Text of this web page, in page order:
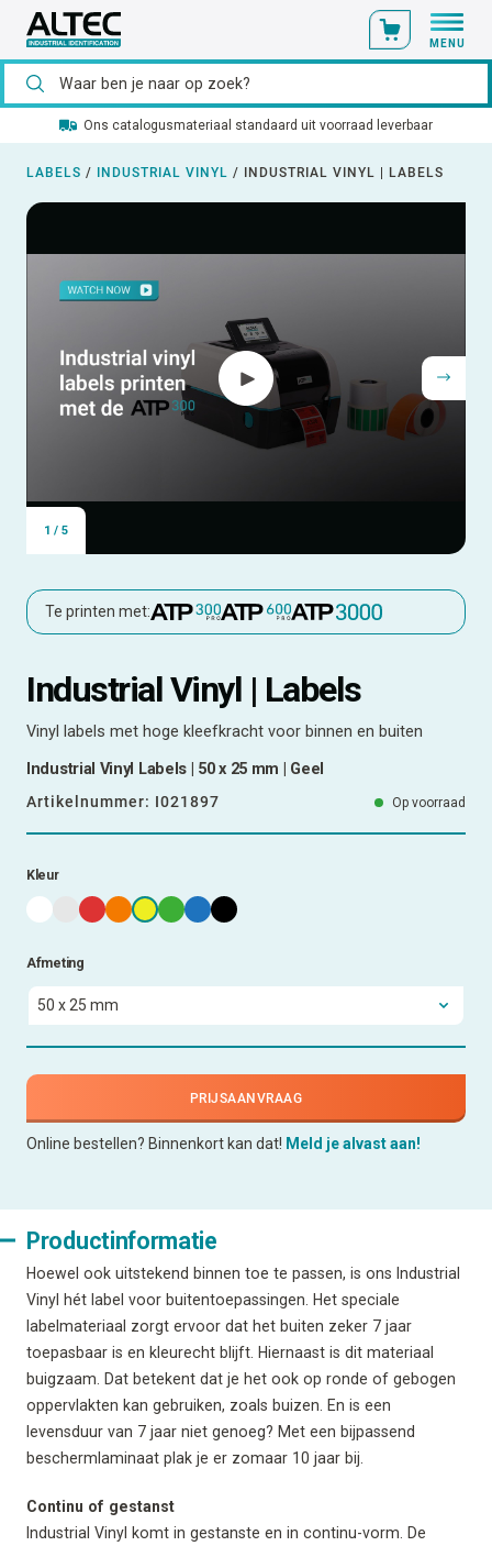
MENU
Ons catalogusmateriaal standaard uit voorraad leverbaar
LABELS / INDUSTRIAL VINYL / INDUSTRIAL VINYL | LABELS
1 / 5
Te printen met:
Industrial Vinyl | Labels
Vinyl labels met hoge kleefkracht voor binnen en buiten
Industrial Vinyl Labels | 50 x 25 mm | Geel
Artikelnummer: I021897 Op voorraad
Kleur
Afmeting
PRIJSAANVRAAG
Online bestellen? Binnenkort kan dat! Meld je alvast aan!
Productinformatie
Hoewel ook uitstekend binnen toe te passen, is ons Industrial
Vinyl hét label voor buitentoepassingen. Het speciale
labelmateriaal zorgt ervoor dat het buiten zeker 7 jaar
toepasbaar is en kleurecht blijft. Hiernaast is dit materiaal
buigzaam. Dat betekent dat je het ook op ronde of gebogen
oppervlakten kan gebruiken, zoals buizen. En is een
levensduur van 7 jaar niet genoeg? Met een bijpassend
beschermlaminaat plak je er zomaar 10 jaar bij.
Continu of gestanst
Industrial Vinyl komt in gestanste en in continu-vorm. De